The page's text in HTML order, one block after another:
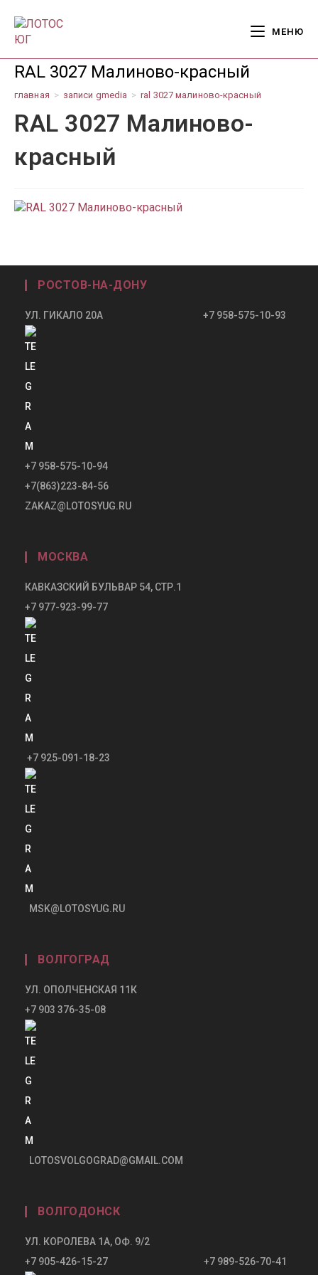
содержимому
МЕНЮ
RAL 3027 Малиново-красный
главная > записи gmedia > ral 3027 малиново-красный
RAL 3027 Малиново-
красный
РОСТОВ-НА-ДОНУ
УЛ. ГИКАЛО 20А +7 958-575-10-93
+7 958-575-10-94
+7(863)223-84-56
ZAKAZ@LOTOSYUG.RU
МОСКВА
КАВКАЗСКИЙ БУЛЬВАР 54, СТР.1
+7 977-923-99-77
+7 925-091-18-23
MSK@LOTOSYUG.RU
ВОЛГОГРАД
УЛ. ОПОЛЧЕНСКАЯ 11К
+7 903 376-35-08
LOTOSVOLGOGRAD@GMAIL.COM
ВОЛГОДОНСК
УЛ. КОРОЛЕВА 1А, ОФ. 9/2
+7 905-426-15-27 +7 989-526-70-41